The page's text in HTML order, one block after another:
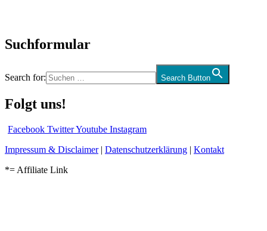
Suchformular
Search for: Search Button
Folgt uns!
Facebook TwitterYoutube Instagram
Impressum & Disclaimer| Datenschutzerklärung | Kontakt
*= Affiliate Link